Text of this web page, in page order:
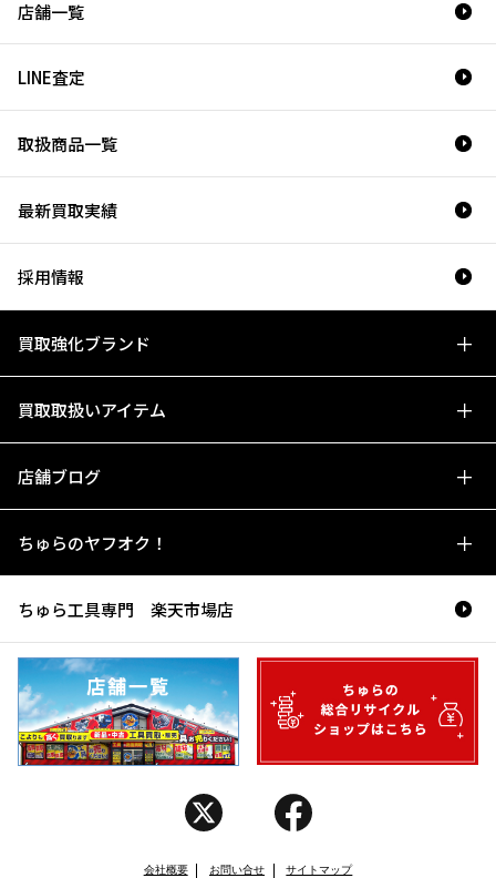
店舗一覧
LINE査定
取扱商品一覧
最新買取実績
採用情報
買取強化ブランド
買取取扱いアイテム
店舗ブログ
ちゅらのヤフオク！
ちゅら工具専門 楽天市場店
会社概要 お問い合せ サイトマップ